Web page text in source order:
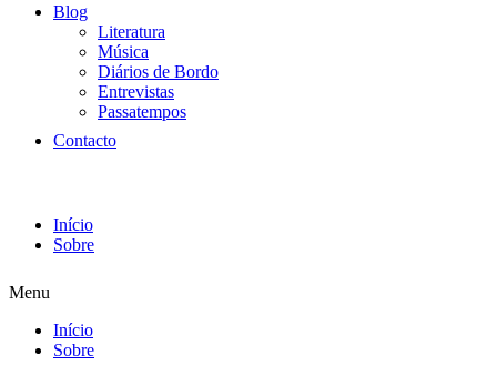
Blog
Literatura
Música
Diários de Bordo
Entrevistas
Passatempos
Contacto
Início
Sobre
Menu
Início
Sobre